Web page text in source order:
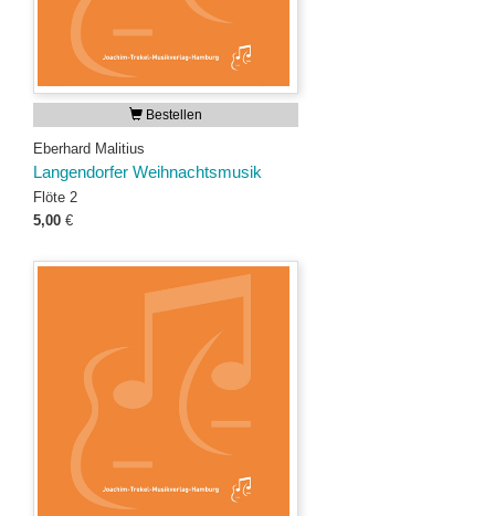
Bestellen
Eberhard Malitius
Langendorfer Weihnachtsmusik
Flöte 2
5,00 €